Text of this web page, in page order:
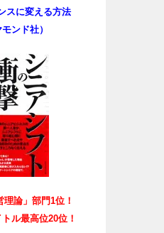
スに変える方法
モンド社）
論」部門1位！
ル最高位20位！